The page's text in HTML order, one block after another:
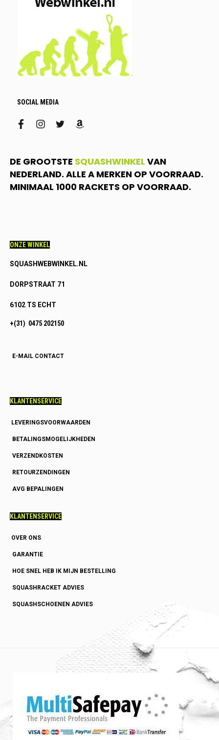
SOCIAL MEDIA
facebookinstagram
twitteramazon
DE GROOTSTE SQUASHWINKEL VAN
NEDERLAND. ALLE A MERKEN OP VOORRAAD.
MINIMAAL 1000 RACKETS OP VOORRAAD.
ONZE WINKEL
SQUASHWEBWINKEL.NL
DORPSTRAAT 71
6102 TS ECHT
+(31) 0475 202150
E-MAIL CONTACT
KLANTENSERVICE
LEVERINGSVOORWAARDEN
BETALINGSMOGELIJKHEDEN
VERZENDKOSTEN
RETOURZENDINGEN
AVG BEPALINGEN
KLANTENSERVICE
OVER ONS
GARANTIE
HOE SNEL HEB IK MIJN BESTELLING
SQUASHRACKET ADVIES
SQUASHSCHOENEN ADVIES